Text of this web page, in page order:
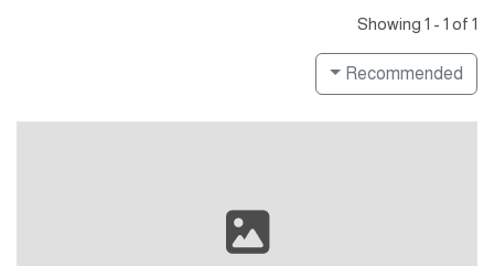
Showing 1 - 1 of 1
Recommended